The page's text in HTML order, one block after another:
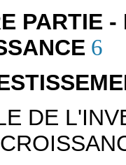
PARTIE
6
DE